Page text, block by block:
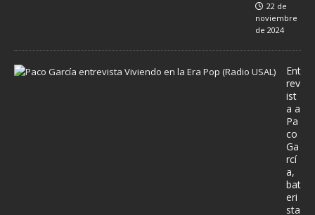
22 de
noviembre
de 2024
Ent
rev
ist
a a
Pa
co
Ga
rcí
a,
bat
eri
sta